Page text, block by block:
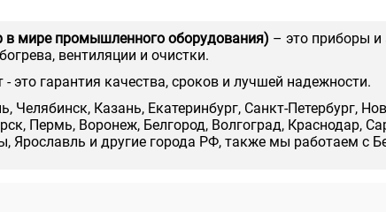
в мире промышленного оборудования) – это приборы
вентиляции и очистки.
гарантия качества, сроков и лучшей надежности.
Челябинск, Казань, Екатеринбург, Санкт-Петербург,
Пермь, Воронеж, Белгород, Волгоград, Краснодар,
Ярославль и другие города РФ, также мы работаем с